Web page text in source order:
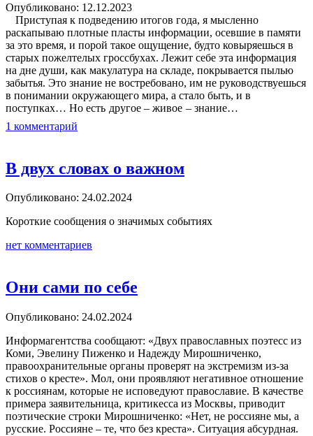
Опубликовано: 12.12.2023
Приступая к подведению итогов года, я мысленно
раскапываю плотные пласты информации, осевшие в памяти
за это время, и порой такое ощущение, будто ковыряешься в
старых пожелтелых гроссбухах. Лежит себе эта информация
на дне души, как макулатура на складе, покрывается пылью
забытья. Это знание не востребовано, им не руководствуешься
в понимании окружающего мира, а стало быть, и в
поступках… Но есть другое – живое – знание…
1 комментарий
В двух словах о важном
Опубликовано: 24.02.2024
Короткие сообщения о значимых событиях
нет комментариев
Они сами по себе
Опубликовано: 24.02.2024
Информагентства сообщают: «Двух православных поэтесс из
Коми, Эвелину Пиженко и Надежду Мирошниченко,
правоохранительные органы проверят на экстремизм из-за
стихов о кресте». Мол, они проявляют негативное отношение
к россиянам, которые не исповедуют православие. В качестве
примера заявительница, критикесса из Москвы, приводит
поэтические строки Мирошниченко: «Нет, не россияне мы, а
русские. Россияне – те, что без креста». Ситуация абсурдная.